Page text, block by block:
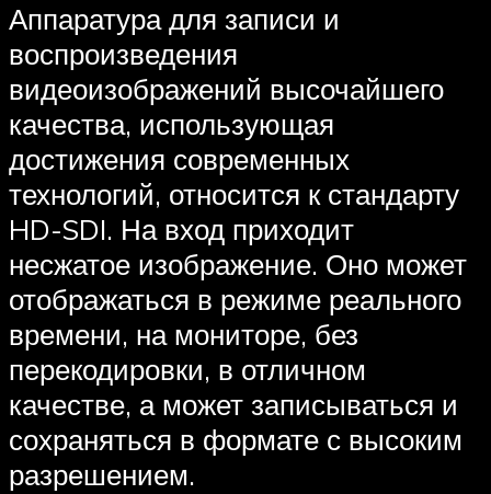
Аппаратура для записи и
воспроизведения
видеоизображений высочайшего
качества, использующая
достижения современных
технологий, относится к стандарту
HD-SDI. На вход приходит
несжатое изображение. Оно может
отображаться в режиме реального
времени, на мониторе, без
перекодировки, в отличном
качестве, а может записываться и
сохраняться в формате с высоким
разрешением.